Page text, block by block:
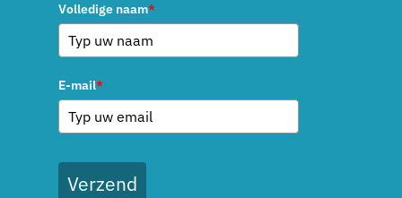
Volledige naam*
E-mail*
Verzend